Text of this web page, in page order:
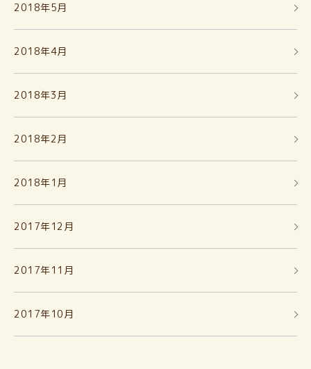
2018年5月
2018年4月
2018年3月
2018年2月
2018年1月
2017年12月
2017年11月
2017年10月